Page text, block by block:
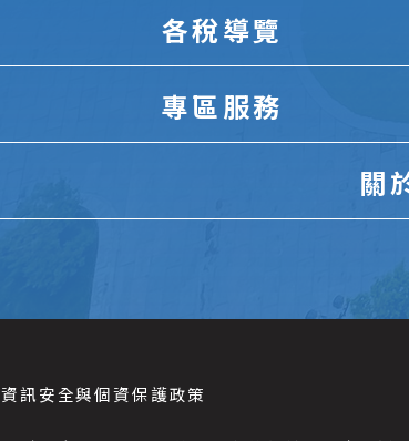
各稅導覽
專區服務
關
資訊安全與個資保護政策